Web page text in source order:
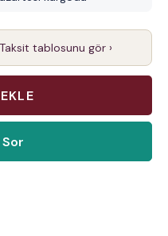
tablosunu gör ›